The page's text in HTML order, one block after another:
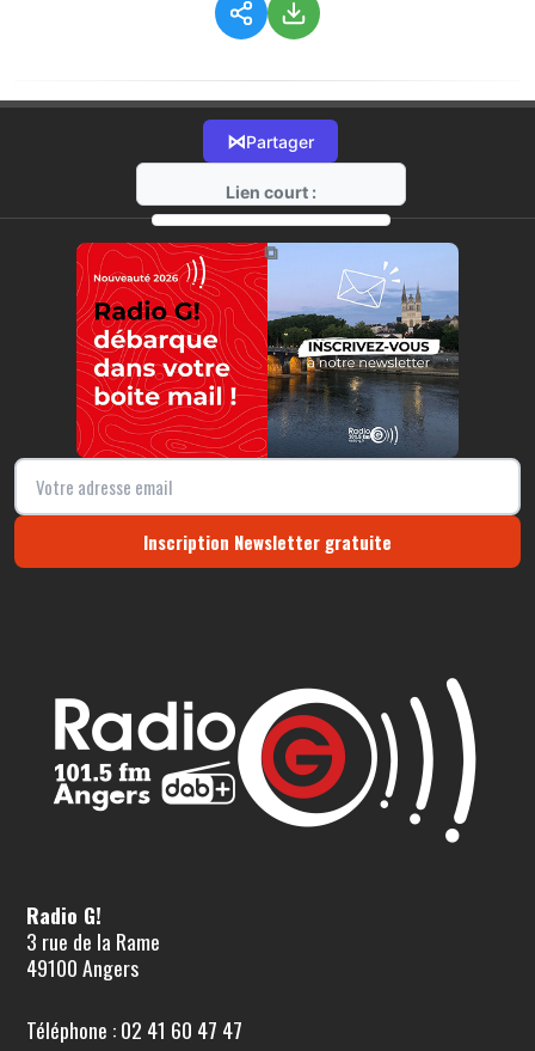
⋈Partager
Lien court :
https://radio-g.fr?12421
⧉
Inscription Newsletter gratuite
Radio G!
3 rue de la Rame
49100 Angers
Téléphone : 02 41 60 47 47